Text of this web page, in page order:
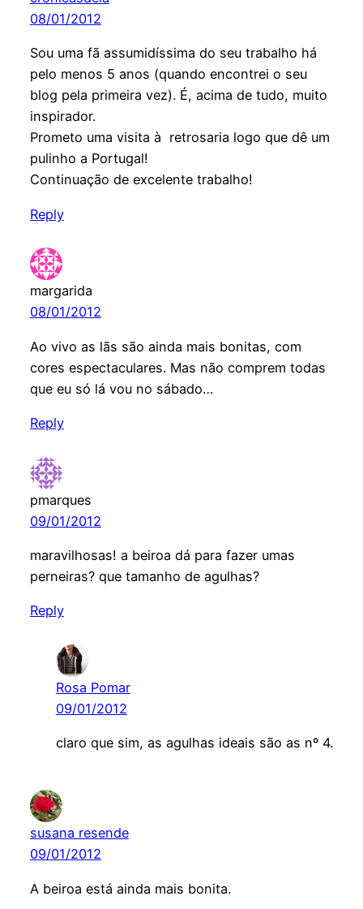
08/01/2012
Sou uma fã assumidíssima do seu trabalho há
pelo menos 5 anos (quando encontrei o seu
blog pela primeira vez). É, acima de tudo, muito
inspirador.
Prometo uma visita à retrosaria logo que dê um
pulinho a Portugal!
Continuação de excelente trabalho!
Reply
margarida
08/01/2012
Ao vivo as lãs são ainda mais bonitas, com
cores espectaculares. Mas não comprem todas
que eu só lá vou no sábado…
Reply
pmarques
09/01/2012
maravilhosas! a beiroa dá para fazer umas
perneiras? que tamanho de agulhas?
Reply
Rosa Pomar
09/01/2012
claro que sim, as agulhas ideais são as nº 4.
susana resende
09/01/2012
A beiroa está ainda mais bonita.